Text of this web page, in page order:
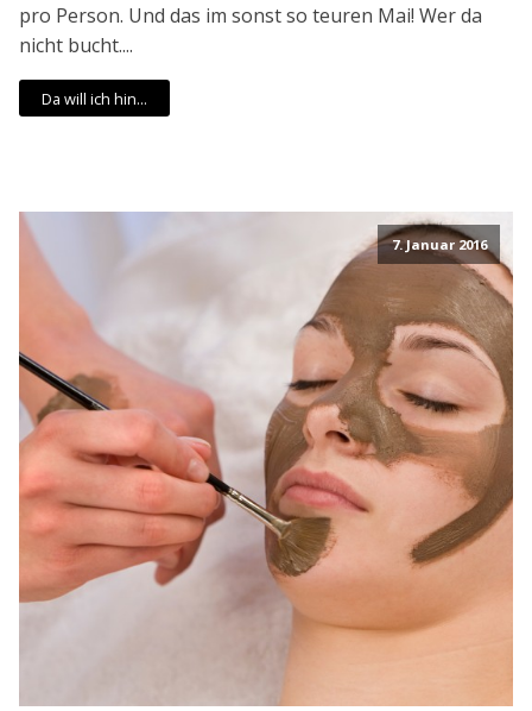
pro Person. Und das im sonst so teuren Mai! Wer da
nicht bucht....
Da will ich hin...
7. Januar 2016